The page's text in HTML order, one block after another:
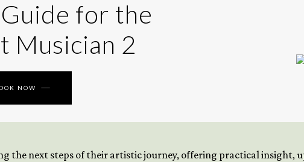
for the
Musician 2
NOW
the next steps of their artistic journey, offering practical insight,